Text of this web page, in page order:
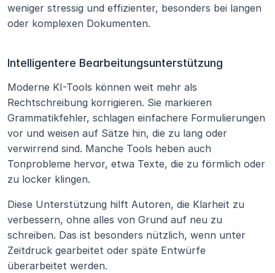
weniger stressig und effizienter, besonders bei langen
oder komplexen Dokumenten.
Intelligentere Bearbeitungsunterstützung
Moderne KI-Tools können weit mehr als
Rechtschreibung korrigieren. Sie markieren
Grammatikfehler, schlagen einfachere Formulierungen
vor und weisen auf Sätze hin, die zu lang oder
verwirrend sind. Manche Tools heben auch
Tonprobleme hervor, etwa Texte, die zu förmlich oder
zu locker klingen.
Diese Unterstützung hilft Autoren, die Klarheit zu
verbessern, ohne alles von Grund auf neu zu
schreiben. Das ist besonders nützlich, wenn unter
Zeitdruck gearbeitet oder späte Entwürfe
überarbeitet werden.